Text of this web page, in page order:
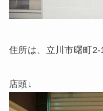
住所は、立川市曙町2-
店頭↓